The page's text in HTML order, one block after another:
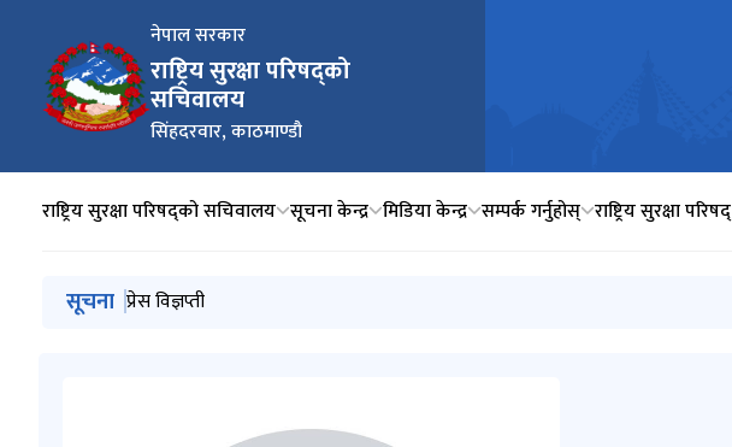
नेपाल सरकार
राष्ट्रिय सुरक्षा परिषद्को
सचिवालय
सिंहदरवार, काठमाण्डौ
राष्ट्रिय सुरक्षा परिषद्को सचिवालय सूचना केन्द्र मिडिया केन्द्र सम्पर्क गर्नुहोस् राष्ट्रिय सुरक्षा परिषद्
मुख्य नेभिगेसनमा जानुहोस्
सूचना प्रेस विज्ञप्ती
प्रेस विज्ञप्ती (भुलबश मिति फरक पर्न गएकोले मिति संशोधन गरी राखिएको)
प्रेस विज्ञप्ती
प्रेस विज्ञप्ति